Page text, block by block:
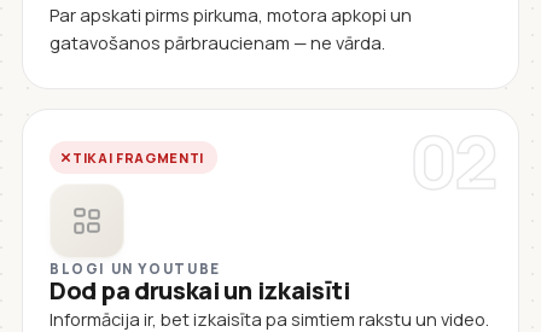
Par apskati pirms pirkuma, motora apkopi un
gatavošanos pārbraucienam — ne vārda.
02
TIKAI FRAGMENTI
BLOGI UN YOUTUBE
Dod pa druskai un izkaisīti
Informācija ir, bet izkaisīta pa simtiem rakstu un video.